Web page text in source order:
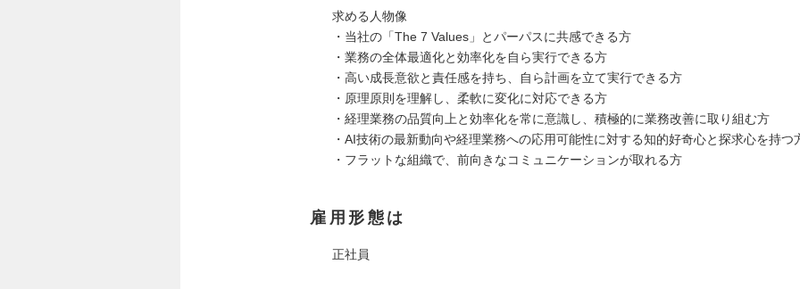
求める人物像
・当社の「The 7 Values」とパーパスに共感できる方
・業務の全体最適化と効率化を自ら実行できる方
・高い成長意欲と責任感を持ち、自ら計画を立て実行できる方
・原理原則を理解し、柔軟に変化に対応できる方
・経理業務の品質向上と効率化を常に意識し、積極的に業務改善に取り組む方
・AI技術の最新動向や経理業務への応用可能性に対する知的好奇心と探求心を持つ
・フラットな組織で、前向きなコミュニケーションが取れる方
雇用形態は
正社員